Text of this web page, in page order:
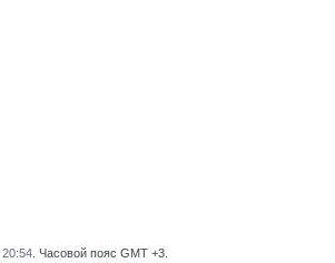
20:54 . Часовой пояс GMT +3.